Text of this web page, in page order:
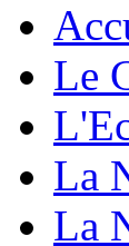
Le
La
La